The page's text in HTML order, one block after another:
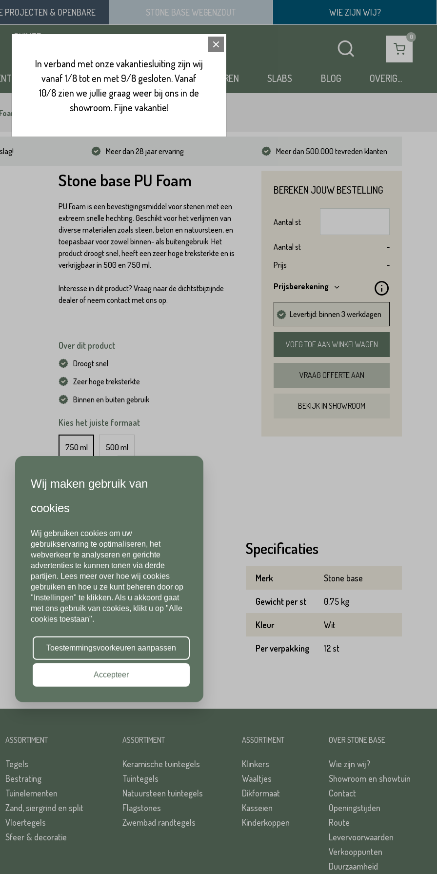
PROJECTEN & OPENBARE
RUIMTE
STONE BASE WEGENZOUT WIE ZIJN WIJ?
ZAND, SIERGRIND & SPLIT BINNENVLOEREN SLABS BLOG OVERIG...
Meer dan 28 jaar ervaring Meer dan 500.000 tevreden klanten
Stone base PU Foam
PU Foam is een bevestigingsmiddel voor stenen met een
extreem snelle hechting. Geschikt voor het verlijmen van
diverse materialen zoals steen, beton en natuursteen, en
toepasbaar voor zowel binnen- als buitengebruik. Het
product droogt snel, heeft een zeer hoge treksterkte en is
verkrijgbaar in 500 en 750 ml.
Interesse in dit product? Vraag naar de dichtstbijzijnde
dealer of neem contact met ons op.
Over dit product
Droogt snel
Zeer hoge treksterkte
Binnen en buiten gebruik
Kies het juiste formaat
750 ml 500 ml
8,50 perst
BEREKEN JOUW BESTELLING
Aantal st
Aantal st
-
Prijs
-
Prijsberekening
Levertijd: binnen 3 werkdagen
VOEG TOE AAN WINKELWAGEN
VRAAG OFFERTE AAN
BEKIJK IN SHOWROOM
Specificaties
Merk Stone base
Gewicht per st 0.75 kg
Kleur Wit
Per verpakking 12 st
Hoeveelst
Achternaam*
Telefoonnummer*
Postcode*
Telefoonnummer*
Postcode*
Toevoeging
Plaats*
ASSORTIMENT
Tegels
Bestrating
Tuinelementen
Zand, siergrind en split
Vloertegels
Sfeer & decoratie
ASSORTIMENT
Keramische tuintegels
Tuintegels
Natuursteen tuintegels
Flagstones
Zwembad randtegels
ASSORTIMENT
Klinkers
Waaltjes
Dikformaat
Kasseien
Kinderkoppen
OVER STONE BASE
Wie zijn wij?
Showroom en showtuin
Contact
Openingstijden
Route
Levervoorwaarden
Verkooppunten
Duurzaamheid
In verband met onze vakantiesluiting zijn wij
vanaf 1/8 tot en met 9/8 gesloten. Vanaf
10/8 zien we jullie graag weer bij ons in de
showroom. Fijne vakantie!
Wij maken gebruik van
cookies
Wij gebruiken cookies om uw
gebruikservaring te optimaliseren, het
webverkeer te analyseren en gerichte
advertenties te kunnen tonen via derde
partijen. Lees meer over hoe wij cookies
gebruiken en hoe u ze kunt beheren door op
"Instellingen" te klikken. Als u akkoord gaat
met ons gebruik van cookies, klikt u op "Alle
cookies toestaan".
Toestemmingsvoorkeuren aanpassen
Accepteer